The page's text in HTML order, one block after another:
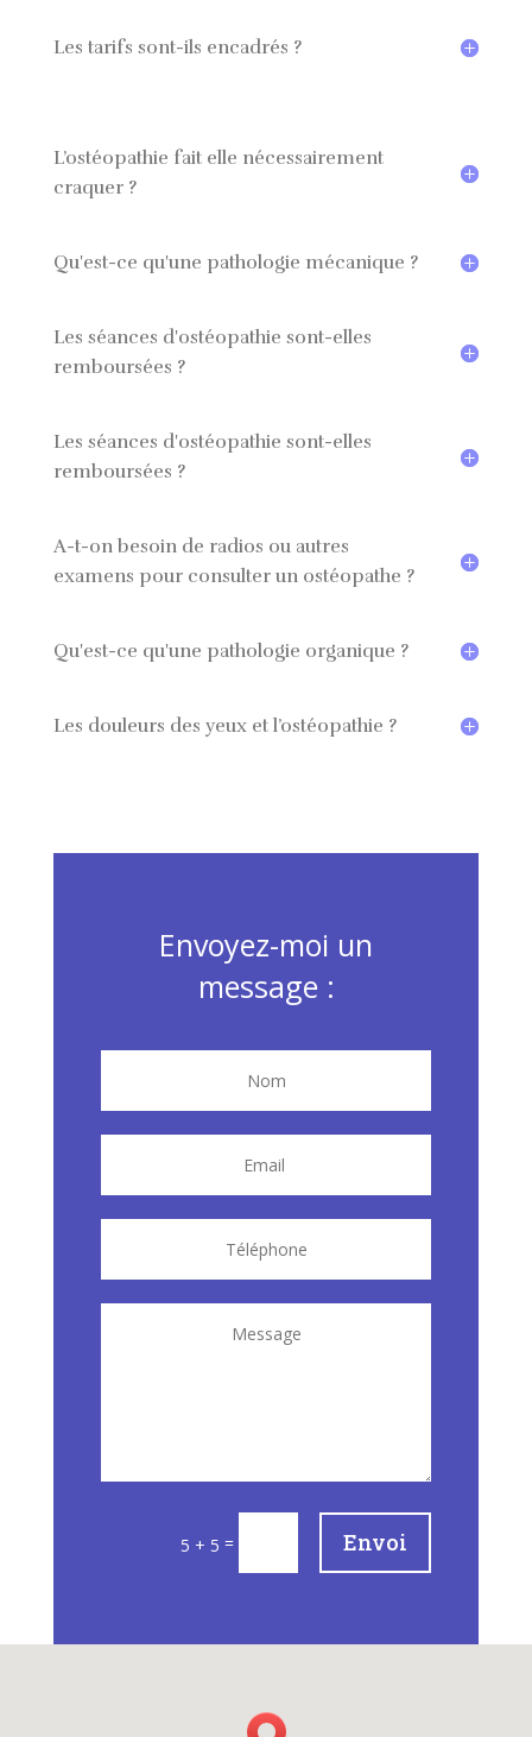
Les tarifs sont-ils encadrés ?
L’ostéopathie fait elle nécessairement
craquer ?
Qu'est-ce qu'une pathologie mécanique ?
Les séances d'ostéopathie sont-elles
remboursées ?
Les séances d'ostéopathie sont-elles
remboursées ?
A-t-on besoin de radios ou autres
examens pour consulter un ostéopathe ?
Qu'est-ce qu'une pathologie organique ?
Les douleurs des yeux et l’ostéopathie ?
Envoyez-moi un
message :
5 + 5 = Envoi